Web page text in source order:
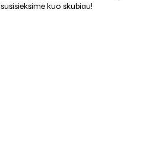
susisieksime kuo skubiau!